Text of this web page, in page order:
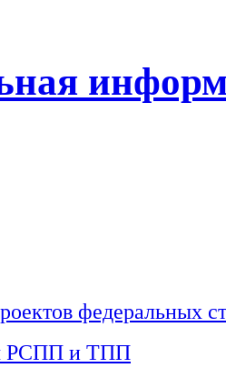
федеральных
РСПП и ТПП